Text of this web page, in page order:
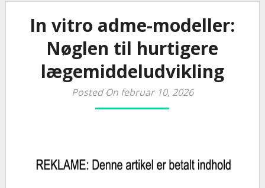
In vitro adme-modeller:
Nøglen til hurtigere
lægemiddeludvikling
Posted On februar 10, 2026